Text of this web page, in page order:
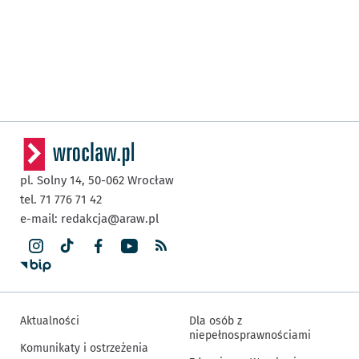
pl. Solny 14, 50-062 Wrocław
tel. 71 776 71 42
e-mail: redakcja@araw.pl
Aktualności
Komunikaty i ostrzeżenia
Dla osób z
niepełnosprawnościami